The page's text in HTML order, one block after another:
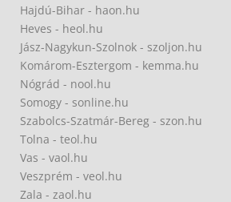
Hajdú-Bihar - haon.hu
Heves - heol.hu
Jász-Nagykun-Szolnok - szoljon.hu
Komárom-Esztergom - kemma.hu
Nógrád - nool.hu
Somogy - sonline.hu
Szabolcs-Szatmár-Bereg - szon.hu
Tolna - teol.hu
Vas - vaol.hu
Veszprém - veol.hu
Zala - zaol.hu